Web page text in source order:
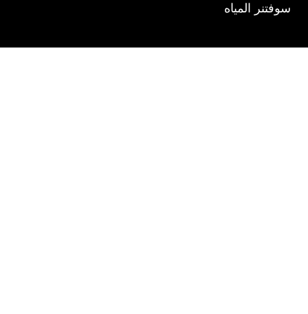
سوفتنر المياه